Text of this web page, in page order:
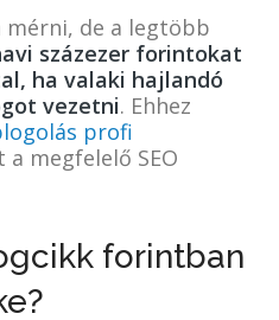
mérni, de a legtöbb
százezer forintokat
ha valaki hajlandó
vezetni. Ehhez
profi
a megfelelő SEO
forintban